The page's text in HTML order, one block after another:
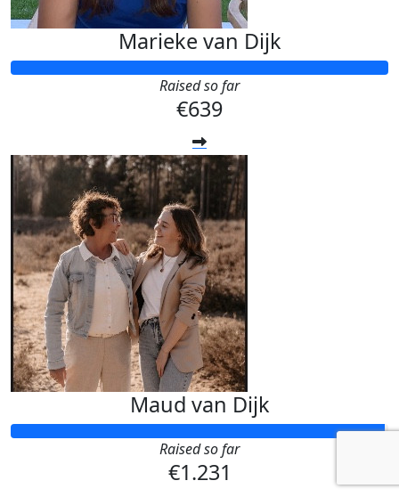
Marieke van Dijk
Raised so far
€639
Maud van Dijk
Raised so far
€1.231